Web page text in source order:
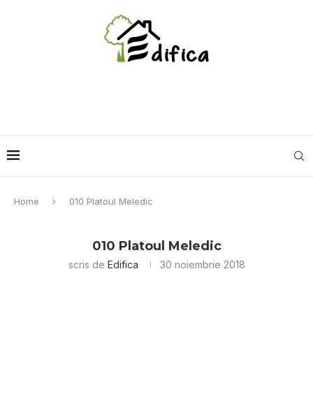
Home 010 Platoul Meledic
010 Platoul Meledic
scris de Edifica 30 noiembrie 2018